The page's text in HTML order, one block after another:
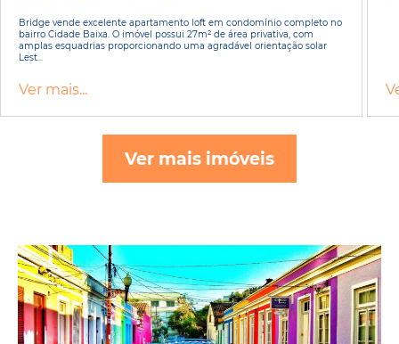
Bridge vende excelente apartamento loft em condomínio completo no
bairro Cidade Baixa. O imóvel possui 27m² de área privativa, com
amplas esquadrias proporcionando uma agradável orientação solar
Lest...
Ver mais...
Ver mais imóveis